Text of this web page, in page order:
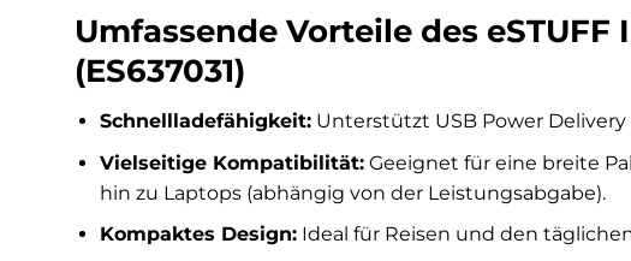
Umfassende Vorteile des eSTUFF
(ES637031)
Schnellladefähigkeit:Unterstützt USB Power Delivery
Vielseitige Kompatibilität:Geeignet für eine breite
hin zu Laptops (abhängig von der Leistungsabgabe).
Kompaktes Design:Ideal für Reisen und den